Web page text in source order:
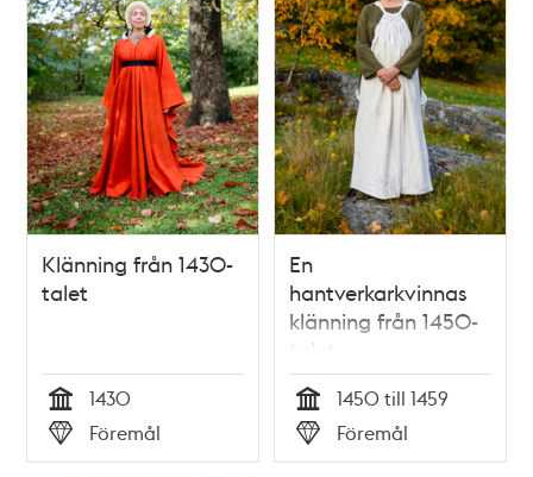
Klänning från 1430-
talet
Tid
1430
Typ
Föremål
En
hantverkarkvinnas
klänning från 1450-
talet
Tid
1450 till 1459
Typ
Föremål